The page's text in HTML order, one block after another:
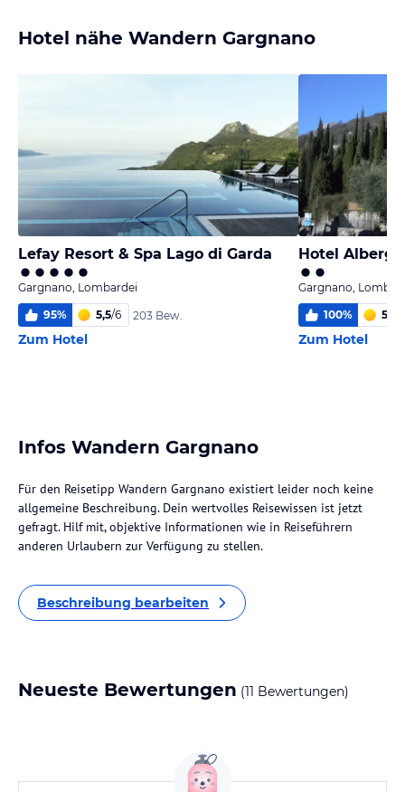
Hotel nähe Wandern Gargnano
Lefay Resort & Spa Lago di Garda
Gargnano, Lombardei
95% 5,5/6 203 Bew.
Zum Hotel
Hotel
Gargnano,
100% 5,9
Zum Hotel
Infos Wandern Gargnano
Für den Reisetipp Wandern Gargnano existiert leider noch keine
allgemeine Beschreibung. Dein wertvolles Reisewissen ist jetzt
gefragt. Hilf mit, objektive Informationen wie in Reiseführern
anderen Urlaubern zur Verfügung zu stellen.
Beschreibung bearbeiten
Neueste Bewertungen (11 Bewertungen)